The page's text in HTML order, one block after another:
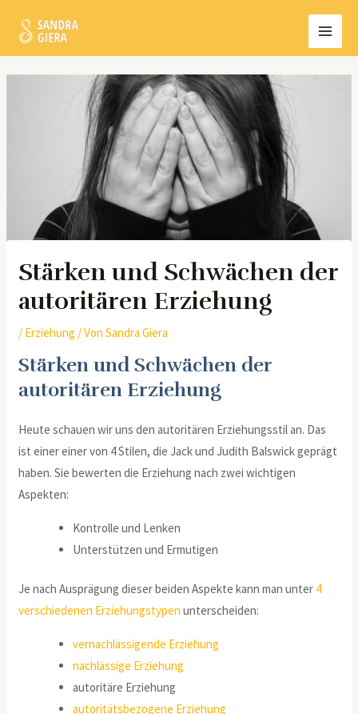
Inhalt
springen
Stärken und Schwächen der
autoritären Erziehung
/ Erziehung / VonSandra Giera
Stärken und Schwächen der
autoritären Erziehung
Heute schauen wir uns den autoritären Erziehungsstil an. Das
ist einer einer von 4 Stilen, die Jack und Judith Balswick geprägt
haben. Sie bewerten die Erziehung nach zwei wichtigen
Aspekten:
Kontrolle und Lenken
Unterstützen und Ermutigen
Je nach Ausprägung dieser beiden Aspekte kann man unter 4
verschiedenen Erziehungstypen unterscheiden:
vernachlässigende Erziehung
nachlässige Erziehung
autoritäre Erziehung
autoritätsbezogene Erziehung